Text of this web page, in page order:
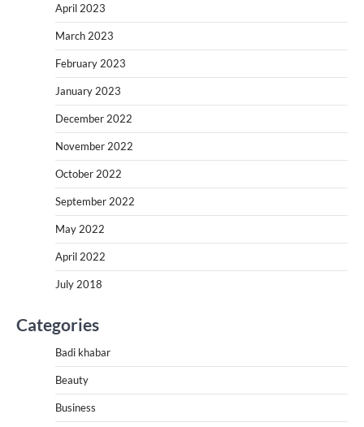
April 2023
March 2023
February 2023
January 2023
December 2022
November 2022
October 2022
September 2022
May 2022
April 2022
July 2018
Categories
Badi khabar
Beauty
Business